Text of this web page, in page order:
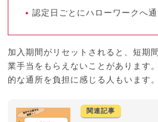
認定日ごとにハローワークへ
加入期間がリセットされると、短期
業手当をもらえないことがあります
的な通所を負担に感じる人もいます。
関連記事